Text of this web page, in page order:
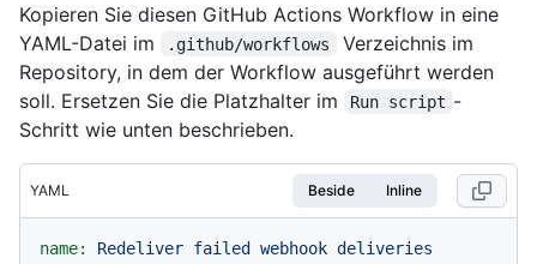
Kopieren Sie diesen GitHub Actions Workflow in eine
YAML-Datei im
.github/workflows
Verzeichnis im
Repository, in dem der Workflow ausgeführt werden
soll. Ersetzen Sie die Platzhalter im
Run script -
Schritt wie unten beschrieben.
YAML Beside Inline
name: Redeliver failed webhook deliveries